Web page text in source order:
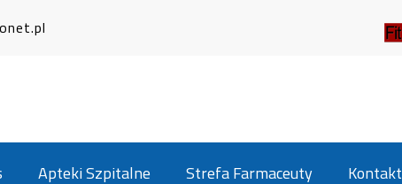
Apteki Szpitalne Strefa Farmaceuty Kontakt